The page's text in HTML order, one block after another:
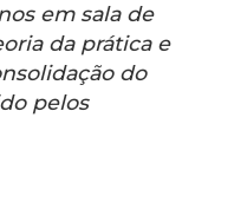
em sala de
da prática e
do
pelos